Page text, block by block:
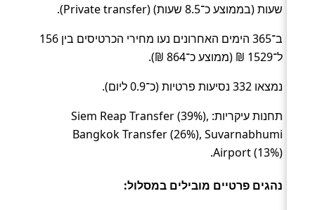
שעות (בממוצע כ־8.5 שעות) (Private transfer).
ב־365 הימים האחרונים נעו מחירי הכרטיסים בין 156
ל־1529 ₪ (ממוצע כ־864 ₪).
נמצאו 332 נסיעות פרטיות (כ־0.9 ליום).
תחנות עיקריות: Siem Reap Transfer (39%),
Bangkok Transfer (26%), Suvarnabhumi
Airport (13%).
נהגים פרטיים מובילים במסלול: